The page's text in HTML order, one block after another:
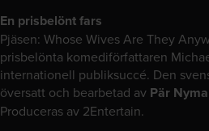
En prisbelönt fars
Pjäsen: Whose Wives Are They
prisbelönta komediförfattaren
internationell publiksuccé. Den
översatt och bearbetad av Pär
Produceras av 2Entertain.